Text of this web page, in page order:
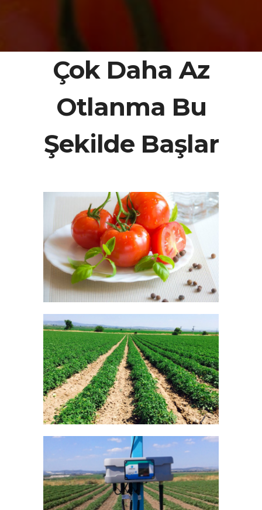
Çok Daha Az
Otlanma Bu
Şekilde Başlar